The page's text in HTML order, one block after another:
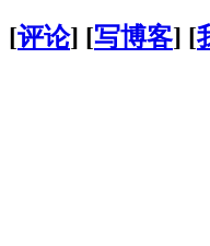
[评论] [写博客] [